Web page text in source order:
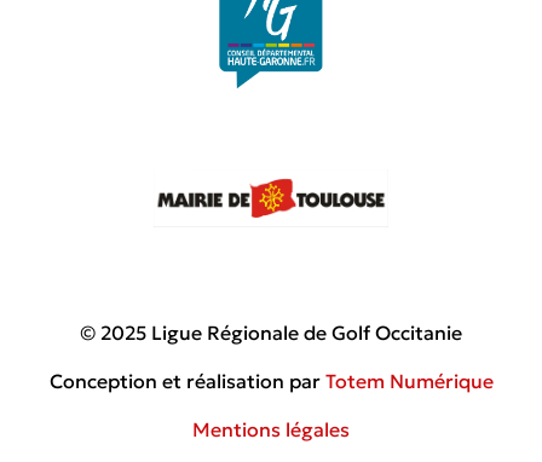
© 2025 Ligue Régionale de Golf Occitanie
Conception et réalisation par Totem Numérique
Mentions légales